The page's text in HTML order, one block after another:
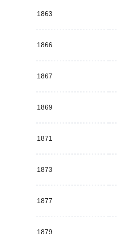
1863
1866
1867
1869
1871
1873
1877
1879